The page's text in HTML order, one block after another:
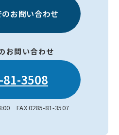
お問い合わせ
お問い合わせ
3508
FAX 0285-81-3507